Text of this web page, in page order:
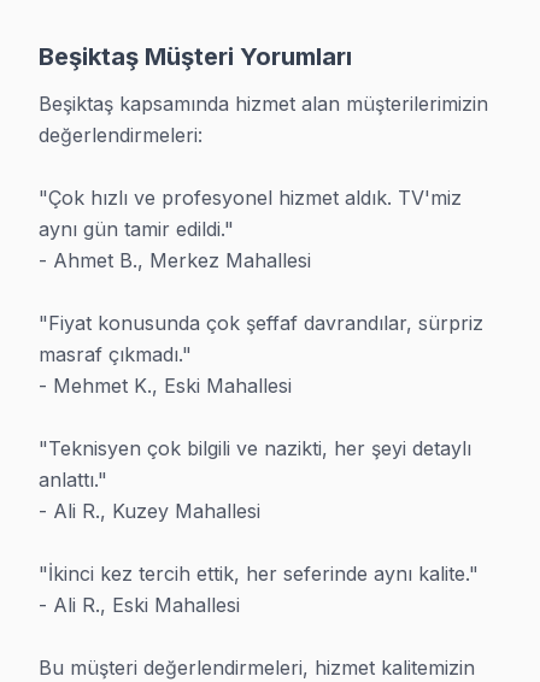
TV Sorununuza Bugün Çözüm
Bizi Arayın: 0850 811 14 36
WhatsApp Destek
Beşiktaş İçin Diğer Marka Servisleri
· Beşiktaş Sony
· Beşiktaş Philips
· Beşiktaş Hi-Level
· Beşiktaş iFFALCON
· Beşiktaş Samsung
· Beşiktaş LG
Beşiktaş Müşteri Yorumları
Beşiktaş kapsamında hizmet alan müşterilerimizin
değerlendirmeleri:
"Çok hızlı ve profesyonel hizmet aldık. TV'miz
aynı gün tamir edildi."
- Ahmet B., Merkez Mahallesi
"Fiyat konusunda çok şeffaf davrandılar, sürpriz
masraf çıkmadı."
- Mehmet K., Eski Mahallesi
"Teknisyen çok bilgili ve nazikti, her şeyi detaylı
anlattı."
- Ali R., Kuzey Mahallesi
"İkinci kez tercih ettik, her seferinde aynı kalite."
- Ali R., Eski Mahallesi
Bu müşteri değerlendirmeleri, hizmet kalitemizin